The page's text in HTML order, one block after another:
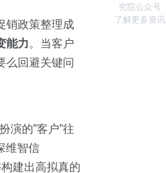
销政策整理成
能力。当客户
么回避关键问
演的”客户”往
维智信
构建出高拟真的
究院公众号
了解更多资讯